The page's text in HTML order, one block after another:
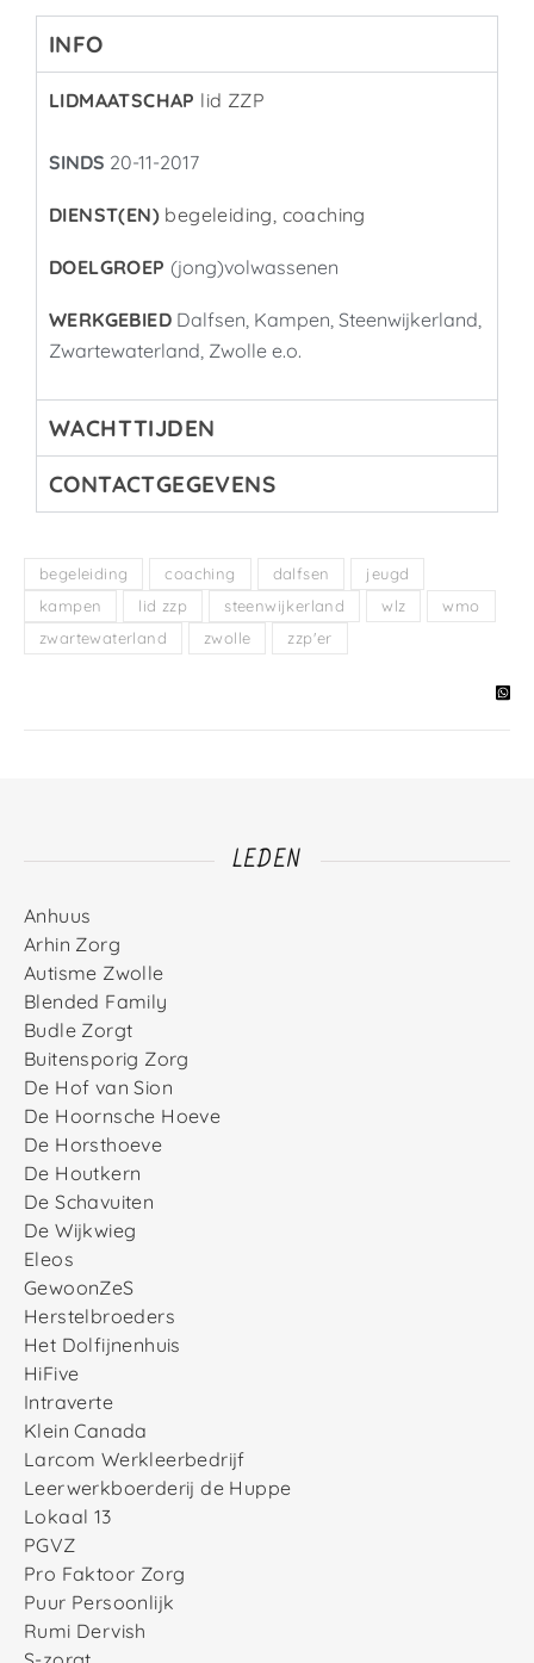
INFO
LIDMAATSCHAP lid ZZP
SINDS 20-11-2017
DIENST(EN) begeleiding, coaching
DOELGROEP (jong)volwassenen
WERKGEBIED Dalfsen, Kampen, Steenwijkerland,
Zwartewaterland, Zwolle e.o.
WACHTTIJDEN
CONTACTGEGEVENS
begeleiding coaching dalfsen
jeugd
kampen
lid zzp steenwijkerland wlz
wmo
zwartewaterland
zwolle zzp'er
LEDEN
Anhuus
Arhin Zorg
Autisme Zwolle
Blended Family
Budle Zorgt
Buitensporig Zorg
De Hof van Sion
De Hoornsche Hoeve
De Horsthoeve
De Houtkern
De Schavuiten
De Wijkwieg
Eleos
GewoonZeS
Herstelbroeders
Het Dolfijnenhuis
HiFive
Intraverte
Klein Canada
Larcom Werkleerbedrijf
Leerwerkboerderij de Huppe
Lokaal 13
PGVZ
Pro Faktoor Zorg
Puur Persoonlijk
Rumi Dervish